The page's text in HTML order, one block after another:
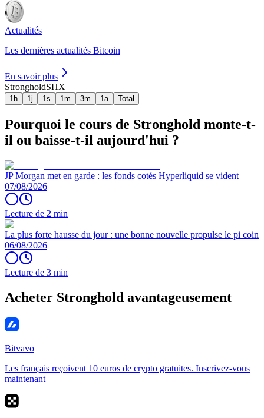
Actualités
Les dernières actualités Bitcoin
En savoir plus
StrongholdSHX
1h 1j 1s 1m 3m 1a Total
Pourquoi le cours de Stronghold monte-t-
il ou baisse-t-il aujourd'hui ?
JP Morgan met en garde : les fonds cotés Hyperliquid se vident
07/08/2026
Lecture de 2 min
La plus forte hausse du jour : une bonne nouvelle propulse le pi coin
06/08/2026
Lecture de 3 min
Acheter Stronghold avantageusement
Bitvavo
Les français reçoivent 10 euros de crypto gratuites. Inscrivez-vous
maintenant